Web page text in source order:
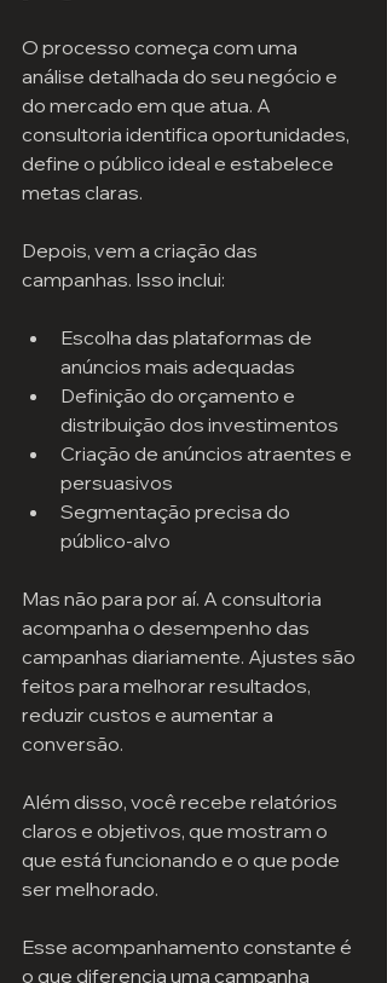
O processo começa com uma
análise detalhada do seu negócio e
do mercado em que atua. A
consultoria identifica oportunidades,
define o público ideal e estabelece
metas claras.
Depois, vem a criação das
campanhas. Isso inclui:
Escolha das plataformas de
anúncios mais adequadas
Definição do orçamento e
distribuição dos investimentos
Criação de anúncios atraentes e
persuasivos
Segmentação precisa do
público-alvo
Mas não para por aí. A consultoria
acompanha o desempenho das
campanhas diariamente. Ajustes são
feitos para melhorar resultados,
reduzir custos e aumentar a
conversão.
Além disso, você recebe relatórios
claros e objetivos, que mostram o
que está funcionando e o que pode
ser melhorado.
Esse acompanhamento constante é
o que diferencia uma campanha